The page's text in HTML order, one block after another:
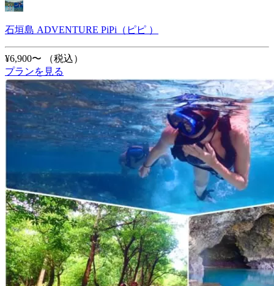
石垣島 ADVENTURE PiPi（ピピ ）
¥6,900〜
（税込）
プランを見る